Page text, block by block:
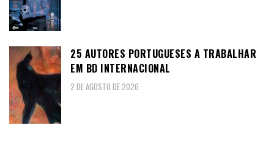
25 AUTORES PORTUGUESES A TRABALHAR
EM BD INTERNACIONAL
2 DE AGOSTO DE 2026